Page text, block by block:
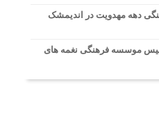
دهه مهدویت در اندیمشک
موسسه فرهنگی نغمه های